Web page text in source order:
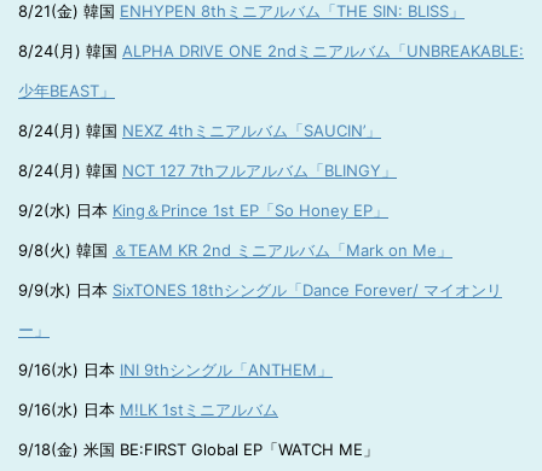
8/21(金) 韓国 ENHYPEN 8thミニアルバム「THE SIN: BLISS」
8/24(月) 韓国 ALPHA DRIVE ONE 2ndミニアルバム「UNBREAKABLE:
少年BEAST」
8/24(月) 韓国 NEXZ 4thミニアルバム「SAUCIN’」
8/24(月) 韓国 NCT 127 7thフルアルバム「BLINGY」
9/2(水) 日本 King＆Prince 1st EP「So Honey EP」
9/8(火) 韓国 ＆TEAM KR 2nd ミニアルバム「Mark on Me」
9/9(水) 日本 SixTONES 18thシングル「Dance Forever/ マイオンリ
ー」
9/16(水) 日本 INI 9thシングル「ANTHEM」
9/16(水) 日本 M!LK 1stミニアルバム
9/18(金) 米国 BE:FIRST Global EP「WATCH ME」